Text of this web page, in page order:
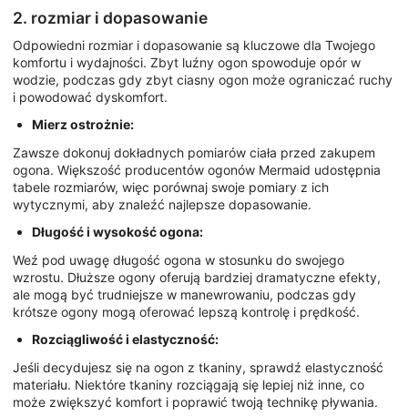
2. rozmiar i dopasowanie
Odpowiedni rozmiar i dopasowanie są kluczowe dla Twojego
komfortu i wydajności. Zbyt luźny ogon spowoduje opór w
wodzie, podczas gdy zbyt ciasny ogon może ograniczać ruchy
i powodować dyskomfort.
Mierz ostrożnie:
Zawsze dokonuj dokładnych pomiarów ciała przed zakupem
ogona. Większość producentów ogonów Mermaid udostępnia
tabele rozmiarów, więc porównaj swoje pomiary z ich
wytycznymi, aby znaleźć najlepsze dopasowanie.
Długość i wysokość ogona:
Weź pod uwagę długość ogona w stosunku do swojego
wzrostu. Dłuższe ogony oferują bardziej dramatyczne efekty,
ale mogą być trudniejsze w manewrowaniu, podczas gdy
krótsze ogony mogą oferować lepszą kontrolę i prędkość.
Rozciągliwość i elastyczność:
Jeśli decydujesz się na ogon z tkaniny, sprawdź elastyczność
materiału. Niektóre tkaniny rozciągają się lepiej niż inne, co
może zwiększyć komfort i poprawić twoją technikę pływania.